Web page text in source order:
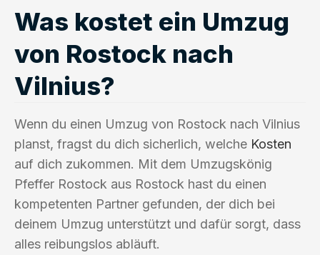
Was kostet ein Umzug
von Rostock nach
Vilnius?
Wenn du einen Umzug von Rostock nach Vilnius
planst, fragst du dich sicherlich, welche Kosten
auf dich zukommen. Mit dem Umzugskönig
Pfeffer Rostock aus Rostock hast du einen
kompetenten Partner gefunden, der dich bei
deinem Umzug unterstützt und dafür sorgt, dass
alles reibungslos abläuft.